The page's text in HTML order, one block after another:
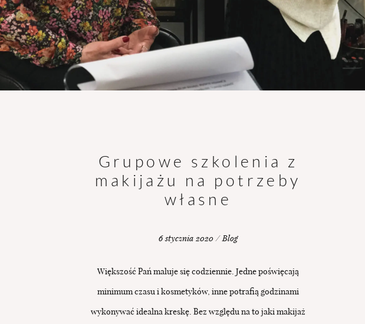
Grupowe szkolenia z
makijażu na potrzeby
własne
6 stycznia 2020 / Blog
Większość Pań maluje się codziennie. Jedne poświęcają
minimum czasu i kosmetyków, inne potrafią godzinami
wykonywać idealna kreskę. Bez względu na to jaki makijaż